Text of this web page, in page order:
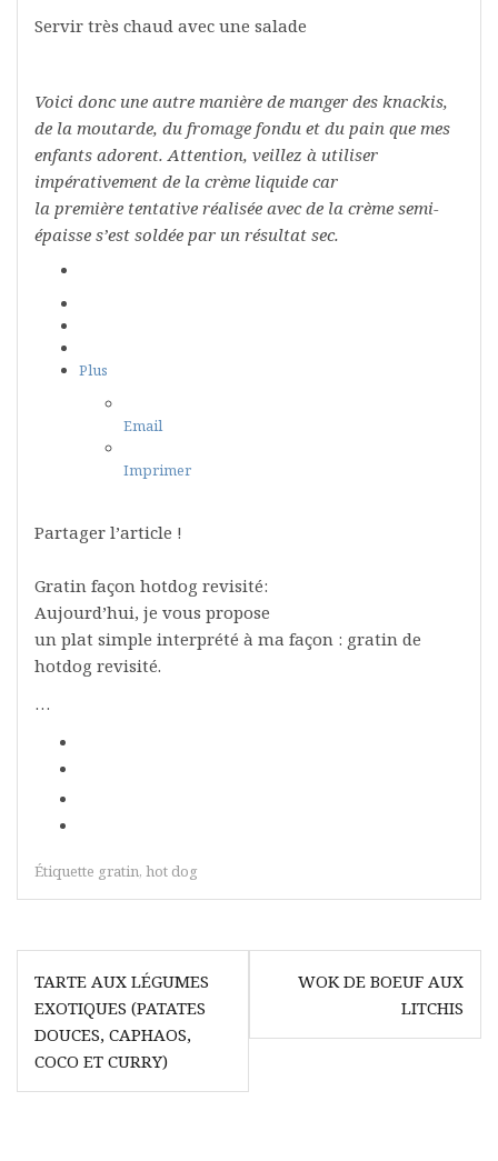
Servir très chaud avec une salade
Voici donc une autre manière de manger des knackis,
de la moutarde, du fromage fondu et du pain que mes
enfants adorent. Attention, veillez à utiliser
impérativement de la crème liquide car
la première tentative réalisée avec de la crème semi-
épaisse s’est soldée par un résultat sec.
Plus
Email
Imprimer
Partager l’article !
Gratin façon hotdog revisité:
Aujourd’hui, je vous propose
un plat simple interprété à ma façon : gratin de
hotdog revisité.
…
Étiquette gratin, hot dog
Navigation
de
l’article
TARTE AUX LÉGUMES
EXOTIQUES (PATATES
DOUCES, CAPHAOS,
COCO ET CURRY)
WOK DE BOEUF AUX
LITCHIS